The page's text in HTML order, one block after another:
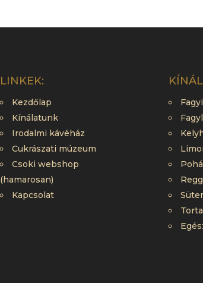
LINKEK:
Kezdőlap
Kínálatunk
Irodalmi kávéház
Cukrászati múzeum
Csoki webshop
(hamarosan)
Kapcsolat